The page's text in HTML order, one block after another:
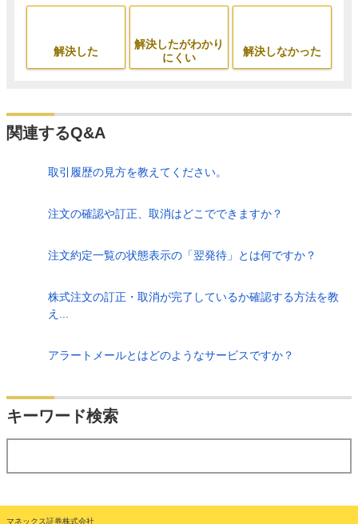
解決した
解決したがわかり
にくい
解決しなかった
関連するQ&A
取引履歴の見方を教えてください。
注文の確認や訂正、取消はどこでできますか？
注文約定一覧の状態表示の「翌発待」とは何ですか？
株式注文の訂正・取消が完了しているか確認する方法を教
え...
アラートメールとはどのようなサービスですか？
キーワード検索
マネックス証券株式会社